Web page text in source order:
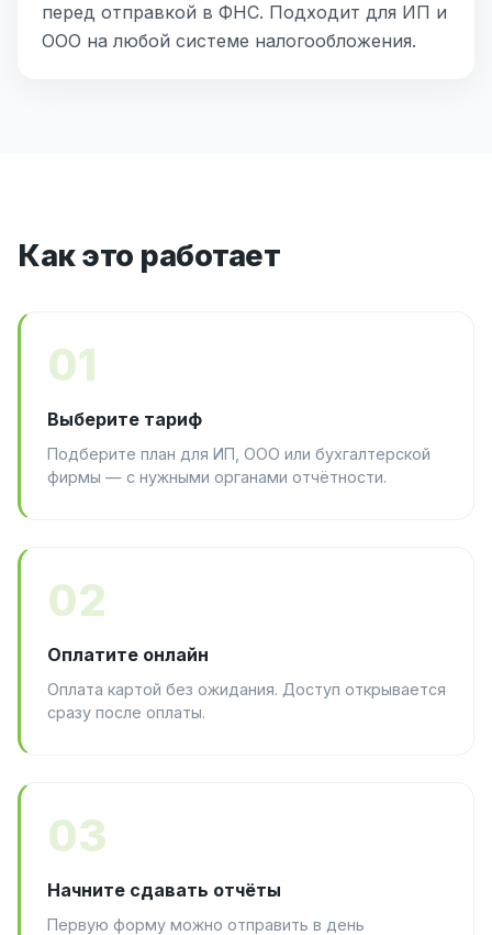
перед отправкой в ФНС. Подходит для ИП и
ООО на любой системе налогообложения.
Как это работает
01
Выберите тариф
Подберите план для ИП, ООО или бухгалтерской
фирмы — с нужными органами отчётности.
02
Оплатите онлайн
Оплата картой без ожидания. Доступ открывается
сразу после оплаты.
03
Начните сдавать отчёты
Первую форму можно отправить в день